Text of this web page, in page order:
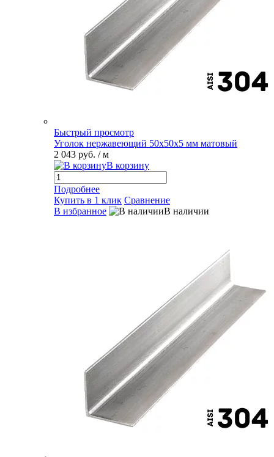
Быстрый просмотр
Уголок нержавеющий 50х50х5 мм матовый
2 043 руб. / м
В корзину
Подробнее
Купить в 1 клик Сравнение
В избранное
В наличии